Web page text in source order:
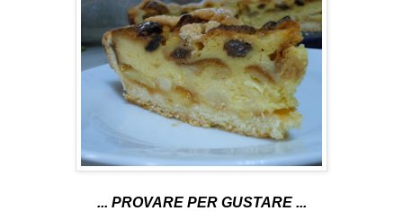
... PROVARE PER GUSTARE ...